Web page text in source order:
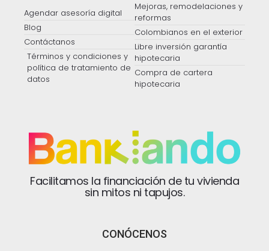
Agendar asesoría digital
Blog
Contáctanos
Términos y condiciones y
política de tratamiento de
datos
Mejoras, remodelaciones y
reformas
Colombianos en el exterior
Libre inversión garantía
hipotecaria
Compra de cartera
hipotecaria
Facilitamos la financiación de tu vivienda
sin mitos ni tapujos.
CONÓCENOS